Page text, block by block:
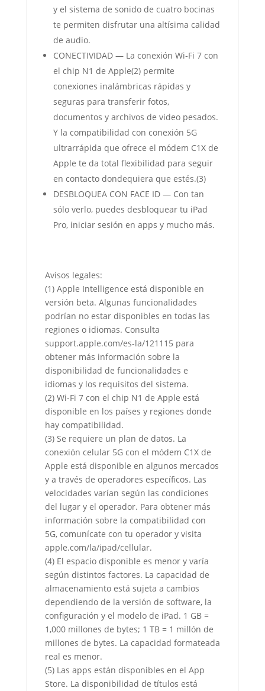
y el sistema de sonido de cuatro bocinas
te permiten disfrutar una altísima calidad
de audio.
CONECTIVIDAD — La conexión Wi‐Fi 7 con
el chip N1 de Apple(2) permite
conexiones inalámbricas rápidas y
seguras para transferir fotos,
documentos y archivos de video pesados.
Y la compatibilidad con conexión 5G
ultrarrápida que ofrece el módem C1X de
Apple te da total flexibilidad para seguir
en contacto dondequiera que estés.(3)
DESBLOQUEA CON FACE ID — Con tan
sólo verlo, puedes desbloquear tu iPad
Pro, iniciar sesión en apps y mucho más.
Avisos legales:
(1) Apple Intelligence está disponible en
versión beta. Algunas funcionalidades
podrían no estar disponibles en todas las
regiones o idiomas. Consulta
support.apple.com/es-la/121115 para
obtener más información sobre la
disponibilidad de funcionalidades e
idiomas y los requisitos del sistema.
(2) Wi-Fi 7 con el chip N1 de Apple está
disponible en los países y regiones donde
hay compatibilidad.
(3) Se requiere un plan de datos. La
conexión celular 5G con el módem C1X de
Apple está disponible en algunos mercados
y a través de operadores específicos. Las
velocidades varían según las condiciones
del lugar y el operador. Para obtener más
información sobre la compatibilidad con
5G, comunícate con tu operador y visita
apple.com/la/ipad/cellular.
(4) El espacio disponible es menor y varía
según distintos factores. La capacidad de
almacenamiento está sujeta a cambios
dependiendo de la versión de software, la
configuración y el modelo de iPad. 1 GB =
1,000 millones de bytes; 1 TB = 1 millón de
millones de bytes. La capacidad formateada
real es menor.
(5) Las apps están disponibles en el App
Store. La disponibilidad de títulos está